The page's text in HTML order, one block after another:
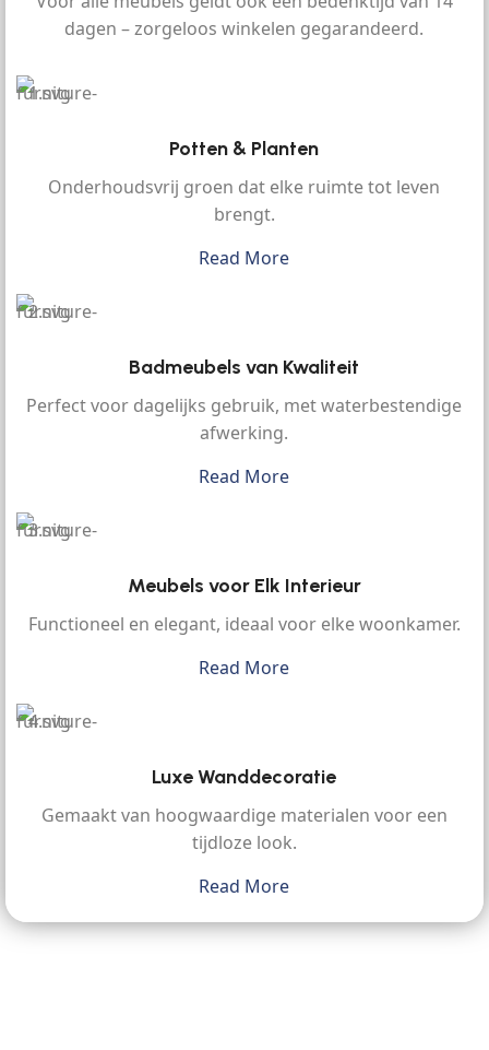
dagen – zorgeloos winkelen gegarandeerd.
Potten & Planten
Onderhoudsvrij groen dat elke ruimte tot leven
brengt.
Read More
Badmeubels van Kwaliteit
Perfect voor dagelijks gebruik, met waterbestendige
afwerking.
Read More
Meubels voor Elk Interieur
Functioneel en elegant, ideaal voor elke woonkamer.
Read More
Luxe Wanddecoratie
Gemaakt van hoogwaardige materialen voor een
tijdloze look.
Read More